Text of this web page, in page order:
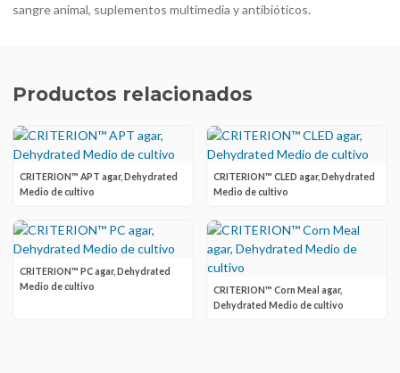
sangre animal, suplementos multimedia y antibióticos.
Productos relacionados
CRITERION™ APT agar, Dehydrated
Medio de cultivo
CRITERION™ CLED agar, Dehydrated
Medio de cultivo
CRITERION™ PC agar, Dehydrated
Medio de cultivo
CRITERION™ Corn Meal agar,
Dehydrated Medio de cultivo